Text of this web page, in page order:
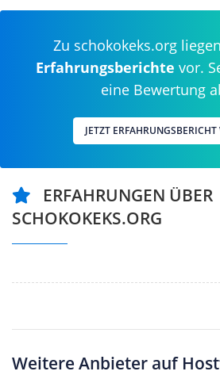
Zu schokokeks.org
Erfahrungsberichte vor.
eine Bewertung
JETZT ERFAHRUNGSBERICHT
ERFAHRUNGEN ÜBER
SCHOKOKEKS.ORG
Weitere Anbieter auf